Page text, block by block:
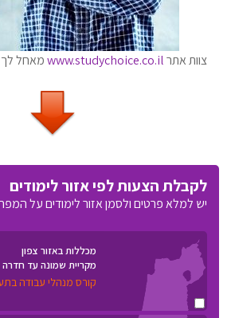
צוות אתרwww.studychoice.co.ilמאחל לך
לקבלת הצעות לפי אזור לימודים
יש למלא פרטים ולסמן אזור לימודים על
מכללות באזור צפון
מקריית שמונה עד חדרה
קורס מנהלי עבודה